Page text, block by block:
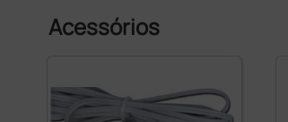
Acessórios